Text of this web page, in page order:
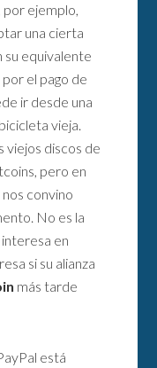
por ejemplo,
una cierta
su equivalente
el pago de
ir desde una
vieja.
viejos discos de
pero en
convino
No es la
en
si su alianza
más tarde
está